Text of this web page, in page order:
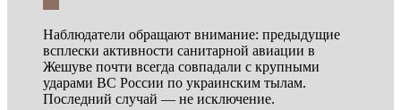
Наблюдатели обращают внимание: предыдущие
всплески активности санитарной авиации в
Жешуве почти всегда совпадали с крупными
ударами ВС России по украинским тылам.
Последний случай — не исключение.